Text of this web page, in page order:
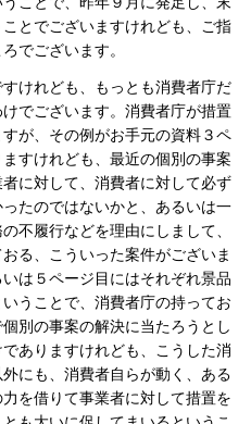
とでございますけれども、ご指
でございます。
けれども、もっとも消費者庁だ
でございます。消費者庁が措置
が、その例がお手元の資料３ペ
すけれども、最近の個別の事案
に対して、消費者に対して必ず
たのではないかと、あるいは一
不履行などを理由にしまして、
る、こういった案件がございま
は５ページ目にはそれぞれ景品
うことで、消費者庁の持ってお
別の事案の解決に当たろうとし
ありますけれども、こうした消
にも、消費者自らが動く、ある
を借りて事業者に対して措置を